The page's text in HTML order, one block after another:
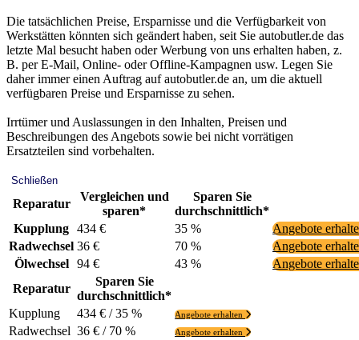
Die tatsächlichen Preise, Ersparnisse und die Verfügbarkeit von
Werkstätten könnten sich geändert haben, seit Sie autobutler.de das
letzte Mal besucht haben oder Werbung von uns erhalten haben, z.
B. per E-Mail, Online- oder Offline-Kampagnen usw. Legen Sie
daher immer einen Auftrag auf autobutler.de an, um die aktuell
verfügbaren Preise und Ersparnisse zu sehen.
Irrtümer und Auslassungen in den Inhalten, Preisen und
Beschreibungen des Angebots sowie bei nicht vorrätigen
Ersatzteilen sind vorbehalten.
Schließen
Reparatur
Vergleichen und
sparen*
Sparen Sie
durchschnittlich*
Kupplung 434 € 35 %
Angebote
Radwechsel 36 € 70 %
Angebote
Ölwechsel
94 € 43 %
Angebote
Reparatur
Sparen Sie
durchschnittlich*
Kupplung
434 € / 35 % Angebote erhalten
Radwechsel 36 € / 70 % Angebote erhalten